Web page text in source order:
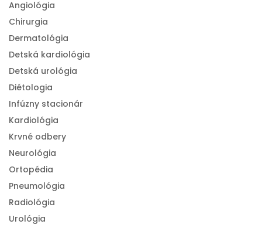
Angiológia
Chirurgia
Dermatológia
Detská kardiológia
Detská urológia
Diétologia
Infúzny stacionár
Kardiológia
Krvné odbery
Neurológia
Ortopédia
Pneumológia
Radiológia
Urológia